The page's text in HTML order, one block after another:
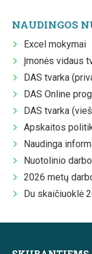
NAUDINGOS
Excel mokymai
Įmonės vidaus
DAS tvarka
DAS Online
DAS tvarka
Apskaitos
Naudinga
Nuotolinio
2026 metų
Du skaičiuoklė